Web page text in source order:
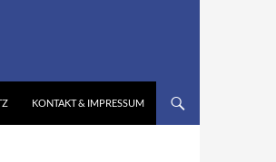
KONTAKT & IMPRESSUM